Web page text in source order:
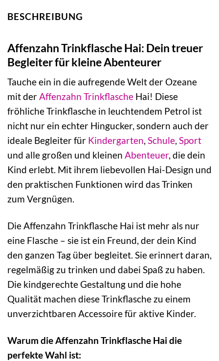
BESCHREIBUNG
Affenzahn Trinkflasche Hai: Dein treuer
Begleiter für kleine Abenteurer
Tauche ein in die aufregende Welt der Ozeane
mit derAffenzahn Trinkflasche Hai! Diese
fröhliche Trinkflasche in leuchtendem Petrol ist
nicht nur ein echter Hingucker, sondern auch der
ideale Begleiter für Kindergarten, Schule, Sport
und alle großen und kleinen Abenteuer, die dein
Kind erlebt. Mit ihrem liebevollen Hai-Design und
den praktischen Funktionen wird das Trinken
zum Vergnügen.
Die Affenzahn Trinkflasche Hai ist mehr als nur
eine Flasche – sie ist ein Freund, der dein Kind
den ganzen Tag über begleitet. Sie erinnert daran,
regelmäßig zu trinken und dabei Spaß zu haben.
Die kindgerechte Gestaltung und die hohe
Qualität machen diese Trinkflasche zu einem
unverzichtbaren Accessoire für aktive Kinder.
Warum die Affenzahn Trinkflasche Hai die
perfekte Wahl ist: